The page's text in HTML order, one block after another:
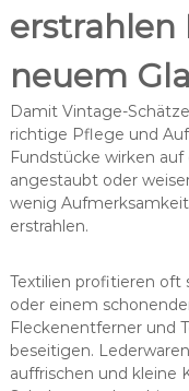
erstrahlen
neuem
Damit Vintage-
richtige Pflege und
Fundstücke wirken
angestaubt oder
wenig
erstrahlen.
Textilien profitieren oft
oder einem
Fleckenentferner und
beseitigen.
auffrischen und kleine